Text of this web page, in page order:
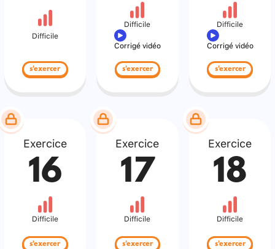
Difficile
s'exercer
Difficile
Corrigé vidéo
s'exercer
Difficile
Corrigé vidéo
s'exercer
Exercice
16
Difficile
s'exercer
Exercice
17
Difficile
s'exercer
Exercice
18
Difficile
s'exercer